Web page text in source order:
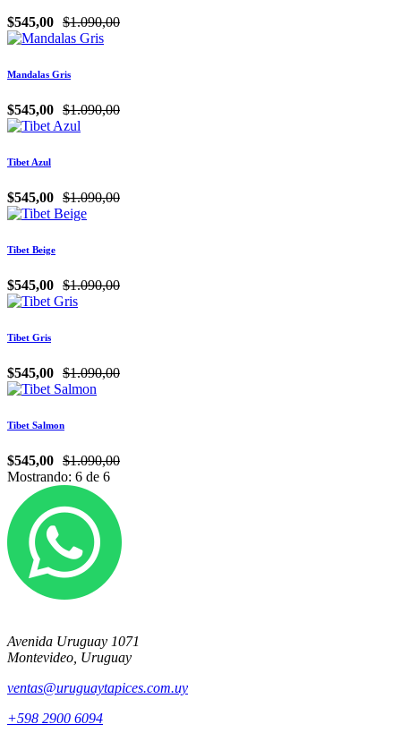
$545,00 $1.090,00
Mandalas Gris
$545,00 $1.090,00
Tibet Azul
$545,00 $1.090,00
Tibet Beige
$545,00 $1.090,00
Tibet Gris
$545,00 $1.090,00
Tibet Salmon
$545,00 $1.090,00
Mostrando: 6 de 6
Avenida Uruguay 1071
Montevideo, Uruguay
ventas@uruguaytapices.com.uy
+598 2900 6094